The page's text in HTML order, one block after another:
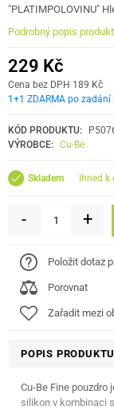
"PLATIMPOLOVINU"
Podrobný popis
229 Kč
Cena bez DPH 189 Kč
1+1 ZDARMA po zadání
KÓD PRODUKTU:
VÝROBCE: Cu-Be
Skladem ihned k
- +
Položit dotaz
Porovnat
Zařadit mezi
POPIS PRODUKTU
Cu-Be Fine
silikon v kombinaci